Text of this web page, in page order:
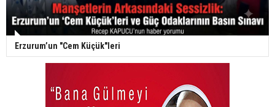
Erzurum’un "Cem Küçük"leri